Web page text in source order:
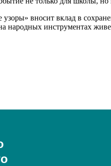
вносит вклад в
народных инструментах